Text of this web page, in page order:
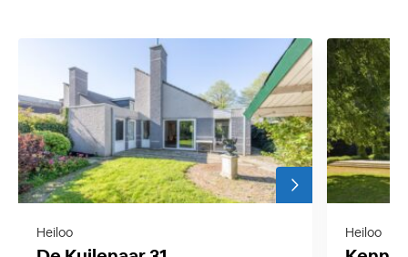
Heiloo Heiloo